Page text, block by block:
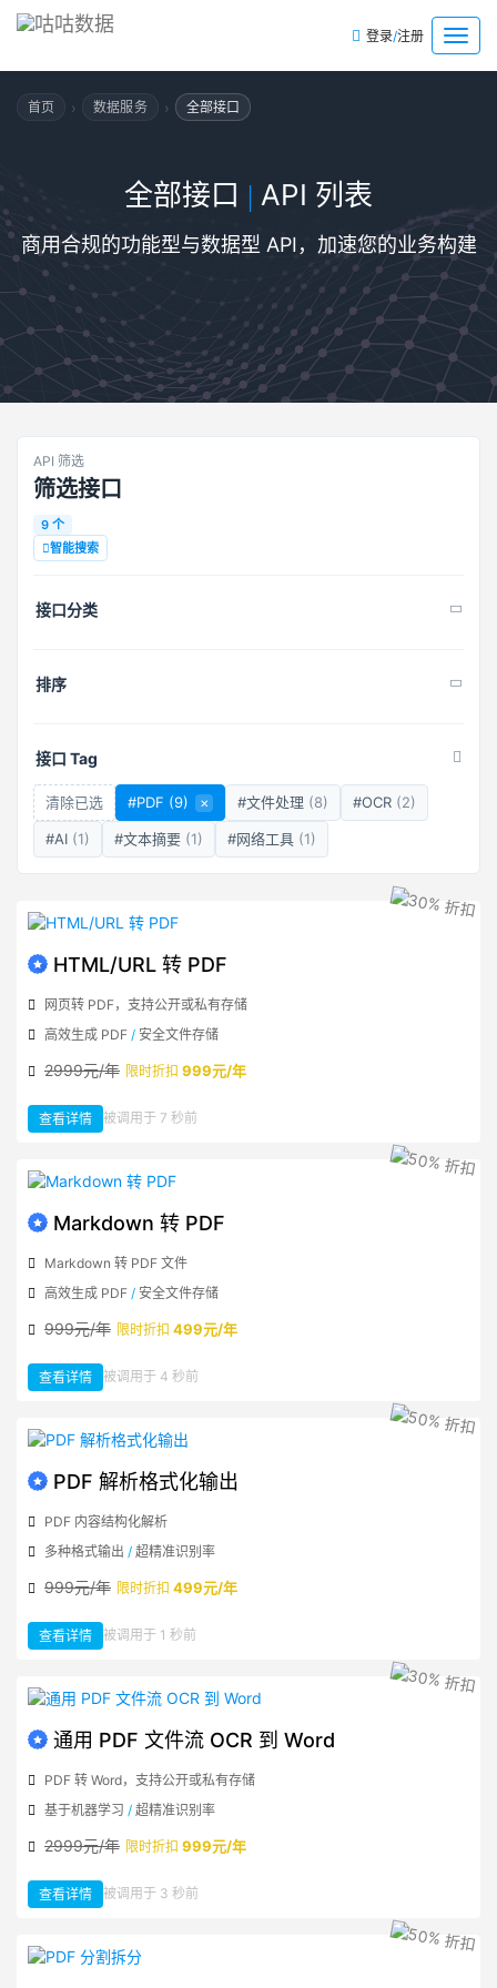
菜
单
登录/注册
首页 › 数据服务 › 全部接口
全部接口 | API 列表
商用合规的功能型与数据型 API，加速您的业务构建
API 筛选
筛选接口
9 个
智能搜索
接口分类
排序
接口 Tag
清除已选 #PDF (9) × #文件处理 (8) #OCR (2)
#AI (1) #文本摘要 (1) #网络工具 (1)
HTML/URL 转 PDF
网页转 PDF，支持公开或私有存储
高效生成 PDF / 安全文件存储
2999元/年 限时折扣 999元/年
查看详情 ：
HTML/URL
被调用于 7 秒前
Markdown 转 PDF
Markdown 转 PDF 文件
高效生成 PDF / 安全文件存储
999元/年 限时折扣 499元/年
查看详情 ：
Markdown
被调用于 4 秒前
PDF 解析格式化输出
PDF 内容结构化解析
多种格式输出 / 超精准识别率
999元/年 限时折扣 499元/年
查看详情 ：
PDF
式
化
被调用于 1 秒前
通用 PDF 文件流 OCR 到 Word
PDF 转 Word，支持公开或私有存储
基于机器学习 / 超精准识别率
2999元/年 限时折扣 999元/年
查看详情 ：
通
件
流
OCR
被调用于 3 秒前